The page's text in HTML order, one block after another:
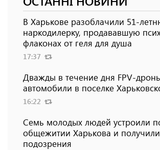
В Харькове разоблачили 51-
наркодилерку, продававшую
флаконах от геля для душа
17:37
Дважды в течение дня FPV-
автомобили в поселке
16:22
Семь молодых людей устроили
общежитии Харькова и получили
подозрения